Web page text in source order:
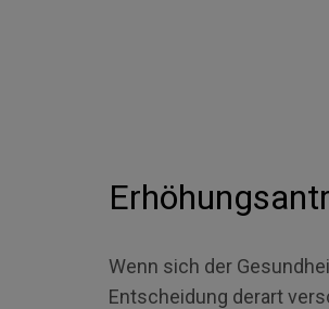
Wenn sich der
Entscheidung derart